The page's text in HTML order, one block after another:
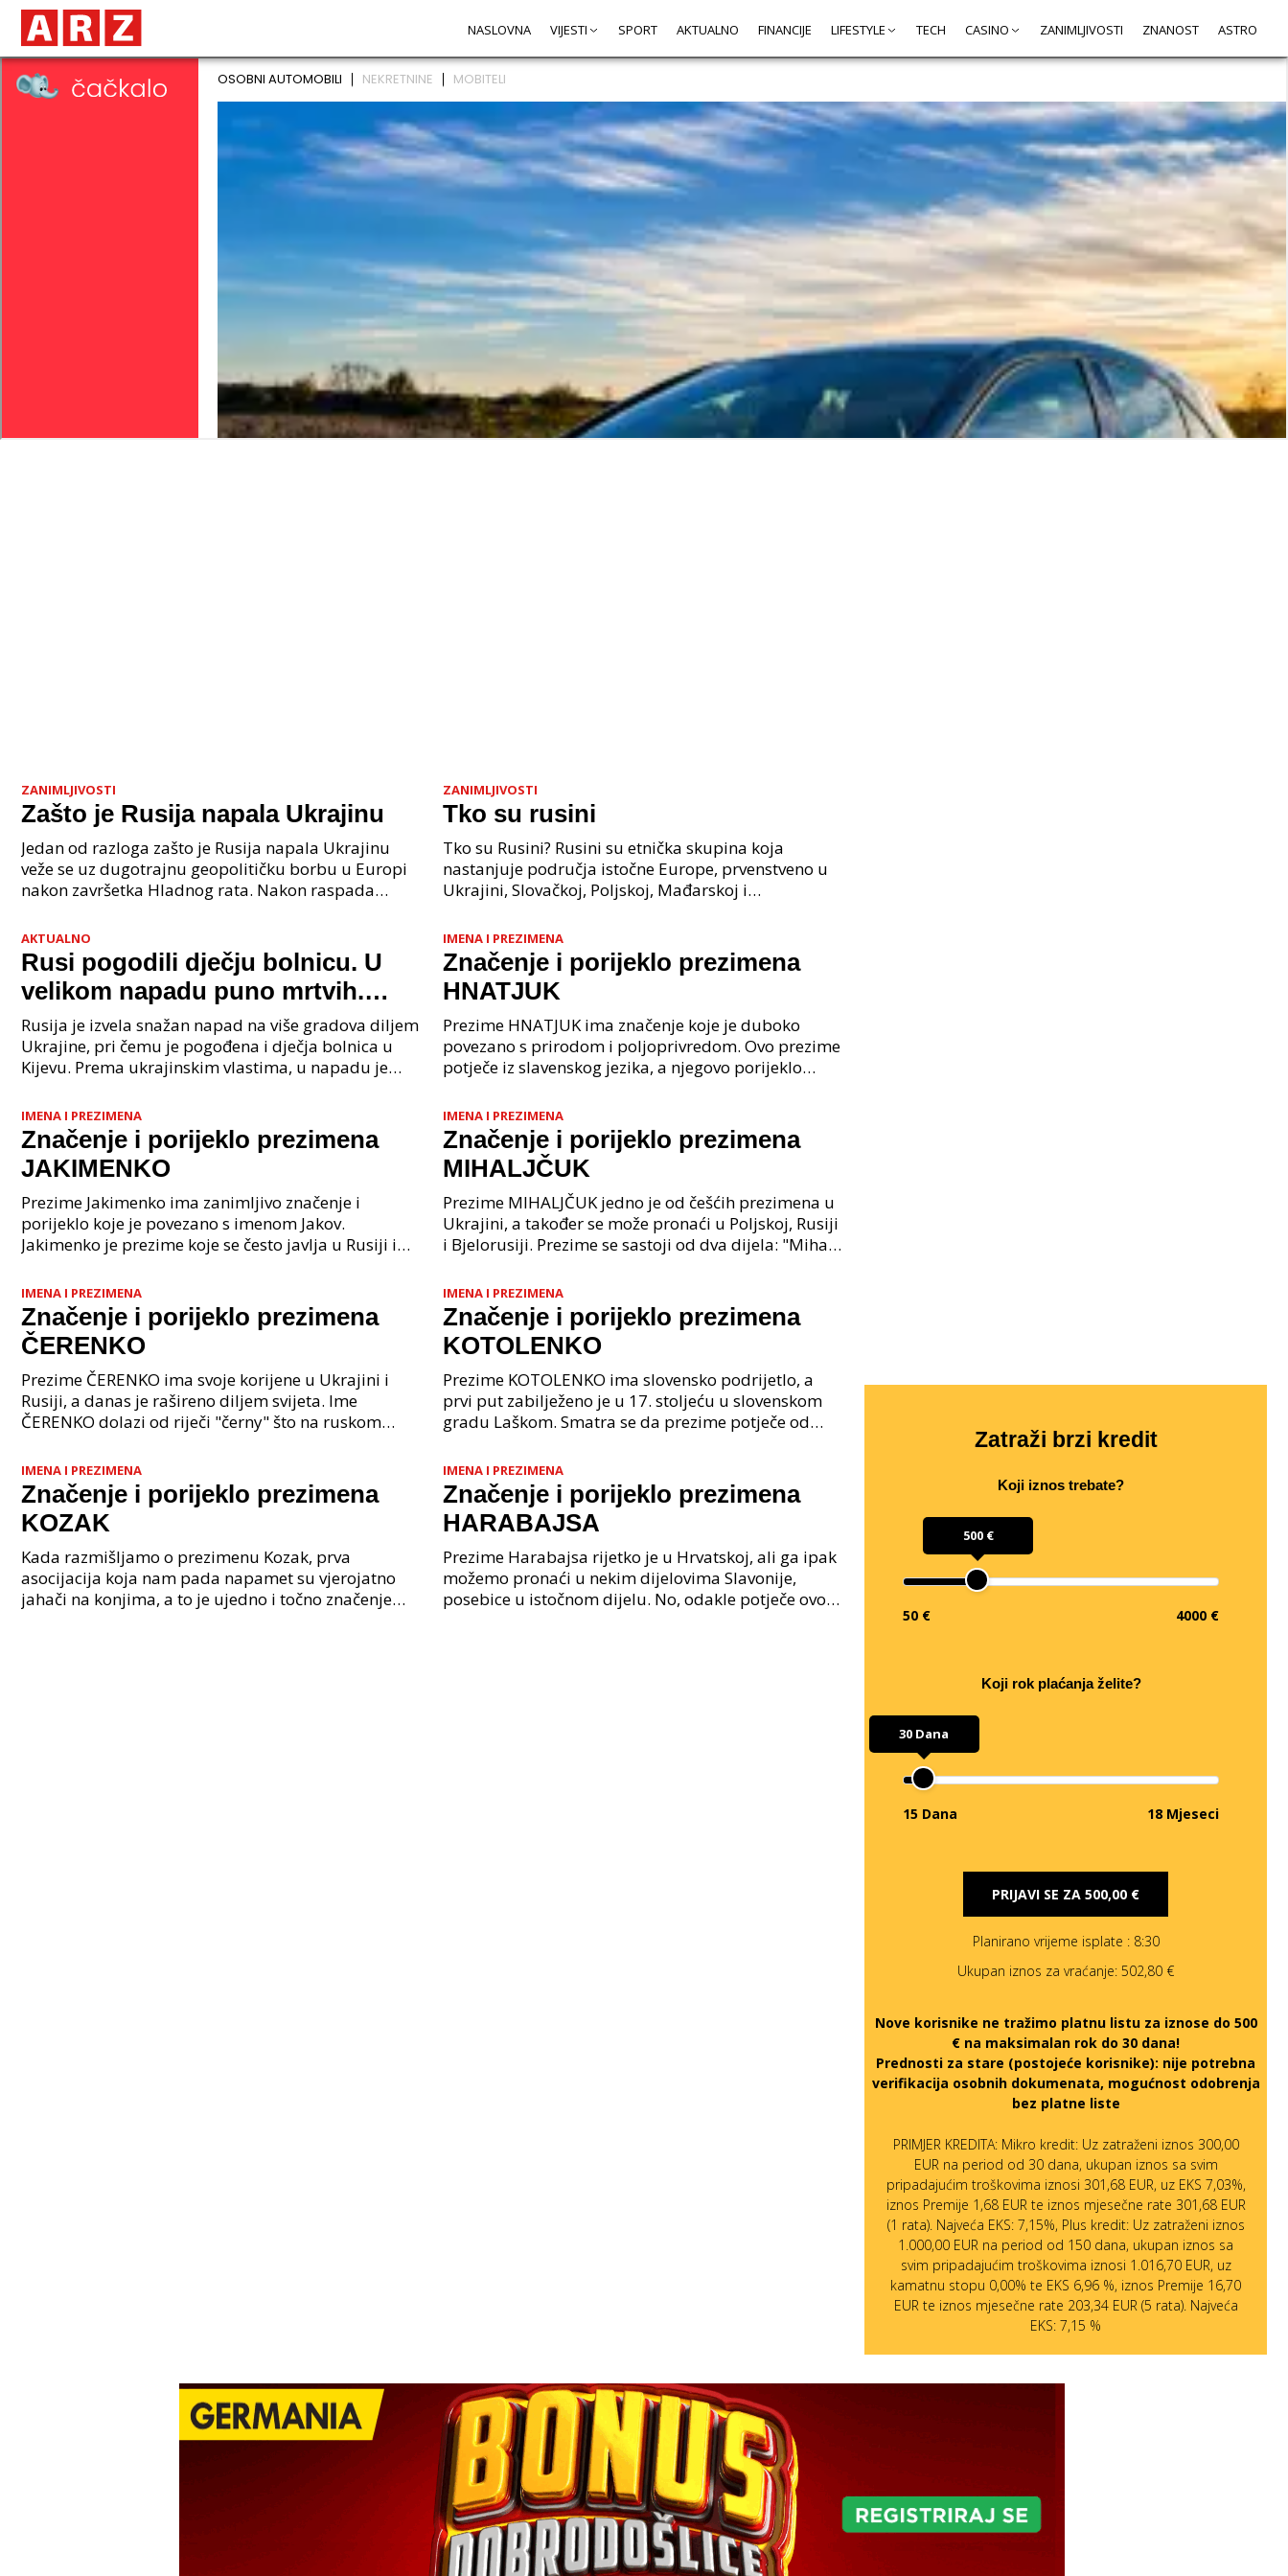
NASLOVNA VIJESTI SPORT AKTUALNO FINANCIJE LIFESTYLE TECH CASINO ZANIMLJIVOSTI ZNANOST ASTRO
ZANIMLJIVOSTI
Zašto je Rusija napala Ukrajinu
Jedan od razloga zašto je Rusija napala Ukrajinu
veže se uz dugotrajnu geopolitičku borbu u Europi
nakon završetka Hladnog rata. Nakon raspada
Istočn
ZANIMLJIVOSTI
Tko su rusini
Tko su Rusini? Rusini su etnička skupina koja
nastanjuje područja istočne Europe, prvenstveno u
Ukrajini, Slovačkoj, Poljskoj, Mađarskoj i
Rusnaci, Rusn
AKTUALNO
Rusi pogodili dječju bolnicu. U
velikom napadu puno mrtvih.
Poljska digla avione.
Rusija je izvela snažan napad na više gradova diljem
Ukrajine, pri čemu je pogođena i dječja bolnica u
Kijevu. Prema ukrajinskim vlastima, u napadu je
IMENA I PREZIMENA
Značenje i porijeklo prezimena
HNATJUK
Prezime HNATJUK ima značenje koje je duboko
povezano s prirodom i poljoprivredom. Ovo prezime
potječe iz slavenskog jezika, a njegovo porijeklo
živjeli
IMENA I PREZIMENA
Značenje i porijeklo prezimena
JAKIMENKO
Prezime Jakimenko ima zanimljivo značenje i
porijeklo koje je povezano s imenom Jakov.
Jakimenko je prezime koje se često javlja u Rusiji i
zemljama.
IMENA I PREZIMENA
Značenje i porijeklo prezimena
MIHALJČUK
Prezime MIHALJČUK jedno je od češćih prezimena u
Ukrajini, a također se može pronaći u Poljskoj, Rusiji
i Bjelorusiji. Prezime se sastoji od dva dijela: "Mihalj"
IMENA I PREZIMENA
Značenje i porijeklo prezimena
ČERENKO
Prezime ČERENKO ima svoje korijene u Ukrajini i
Rusiji, a danas je rašireno diljem svijeta. Ime
ČERENKO dolazi od riječi "černy" što na ruskom
tom
IMENA I PREZIMENA
Značenje i porijeklo prezimena
KOTOLENKO
Prezime KOTOLENKO ima slovensko podrijetlo, a
prvi put zabilježeno je u 17. stoljeću u slovenskom
gradu Laškom. Smatra se da prezime potječe od
posuda
IMENA I PREZIMENA
Značenje i porijeklo prezimena
KOZAK
Kada razmišljamo o prezimenu Kozak, prva
asocijacija koja nam pada napamet su vjerojatno
jahači na konjima, a to je ujedno i točno značenje
IMENA I PREZIMENA
Značenje i porijeklo prezimena
HARABAJSA
Prezime Harabajsa rijetko je u Hrvatskoj, ali ga ipak
možemo pronaći u nekim dijelovima Slavonije,
posebice u istočnom dijelu. No, odakle potječe ovo
Zatraži brzi kredit
Koji iznos trebate?
500 €
50 € 4000 €
Koji rok plaćanja želite?
30 Dana
15 Dana 18 Mjeseci
PRIJAVI SE ZA 500,00 €
Planirano vrijeme isplate : 8:30
Ukupan iznos za vraćanje: 502,80 €
Nove korisnike ne tražimo platnu listu za iznose do 500
€ na maksimalan rok do 30 dana!
Prednosti za stare (postojeće korisnike): nije potrebna
verifikacija osobnih dokumenata, mogućnost odobrenja
bez platne liste
PRIMJER KREDITA: Mikro kredit: Uz zatraženi iznos 300,00
EUR na period od 30 dana, ukupan iznos sa svim
pripadajućim troškovima iznosi 301,68 EUR, uz EKS 7,03%,
iznos Premije 1,68 EUR te iznos mjesečne rate 301,68 EUR
(1 rata). Najveća EKS: 7,15%, Plus kredit: Uz zatraženi iznos
1.000,00 EUR na period od 150 dana, ukupan iznos sa
svim pripadajućim troškovima iznosi 1.016,70 EUR, uz
kamatnu stopu 0,00% te EKS 6,96 %, iznos Premije 16,70
EUR te iznos mjesečne rate 203,34 EUR (5 rata). Najveća
EKS: 7,15 %